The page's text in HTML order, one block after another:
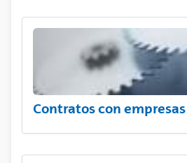
Contratos con